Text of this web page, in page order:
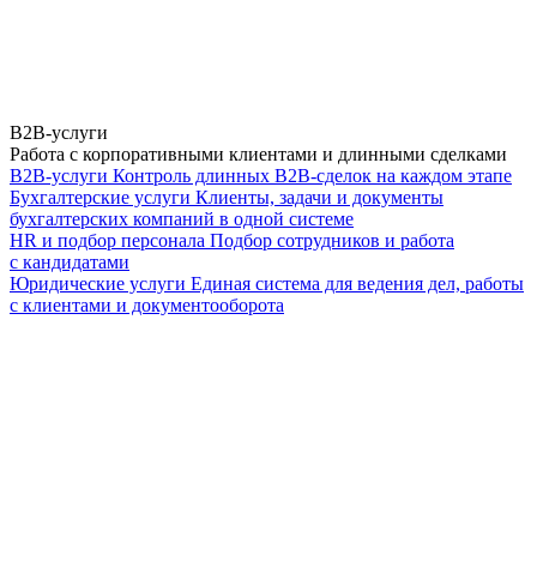
B2B-услуги
Работа с корпоративными клиентами и длинными сделками
B2B-услуги Контроль длинных B2B-сделок на каждом этапе
Бухгалтерские услуги Клиенты, задачи и документы
бухгалтерских компаний в одной системе
HR и подбор персонала Подбор сотрудников и работа
с кандидатами
Юридические услуги Единая система для ведения дел, работы
с клиентами и документооборота